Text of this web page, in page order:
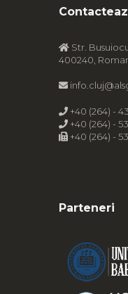
Str.
400240,
+40 (264) -
+40 (264) -
+40 (264) -
Parteneri